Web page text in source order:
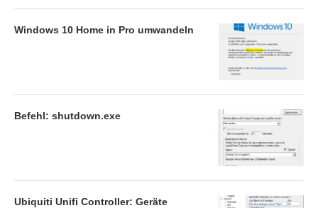
Windows 10 Home in Pro umwandeln
Befehl: shutdown.exe
Ubiquiti Unifi Controller: Geräte